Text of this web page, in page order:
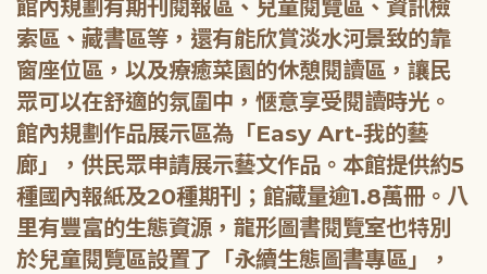
館內規劃有期刊閱報區、兒童閱覽區、資訊檢
索區、藏書區等，還有能欣賞淡水河景致的靠
窗座位區，以及療癒菜園的休憩閱讀區，讓民
眾可以在舒適的氛圍中，愜意享受閱讀時光。
館內規劃作品展示區為「Easy Art-我的藝
廊」，供民眾申請展示藝文作品。本館提供約5
種國內報紙及20種期刊；館藏量逾1.8萬冊。八
里有豐富的生態資源，龍形圖書閱覽室也特別
於兒童閱覽區設置了「永續生態圖書專區」，